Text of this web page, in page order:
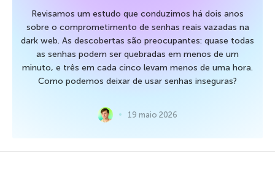
Revisamos um estudo que conduzimos há dois anos
sobre o comprometimento de senhas reais vazadas na
dark web. As descobertas são preocupantes: quase todas
as senhas podem ser quebradas em menos de um
minuto, e três em cada cinco levam menos de uma hora.
Como podemos deixar de usar senhas inseguras?
19 maio 2026